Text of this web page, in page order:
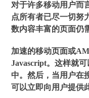
对于许多移动用户而
点所有者已尽一切努
数内容丰富的页面仍
加速的移动页面或
Javascript。这样就
中。然后，当用户在
可以立即向用户提供